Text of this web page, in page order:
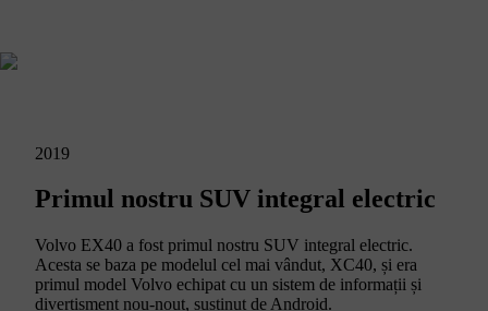
2019
Primul nostru SUV integral electric
Volvo EX40 a fost primul nostru SUV integral electric.
Acesta se baza pe modelul cel mai vândut, XC40, și era
primul model Volvo echipat cu un sistem de informații și
divertisment nou-nouț, susținut de Android.